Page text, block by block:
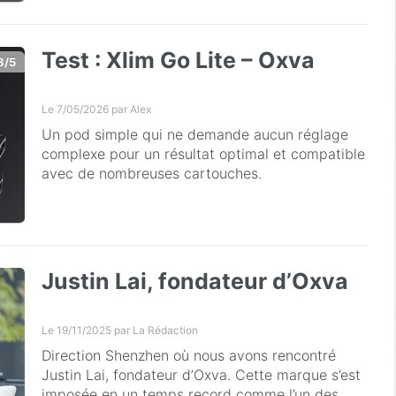
5 Test : Xlim Go Lite – Oxva
Le 7/05/2026 parAlex
Un pod simple qui ne demande aucun réglage
complexe pour un résultat optimal et compatible
avec de nombreuses cartouches.
Justin Lai, fondateur d’Oxva
Le 19/11/2025 par La Rédaction
Direction Shenzhen où nous avons rencontré
Justin Lai, fondateur d’Oxva. Cette marque s’est